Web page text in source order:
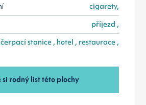
cigarety,
příjezd ,
čerpací stanice , hotel , restaurace ,
si rodný list této plochy